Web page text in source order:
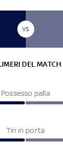
VS
DEL MATCH
Possesso palla
Tiri in porta